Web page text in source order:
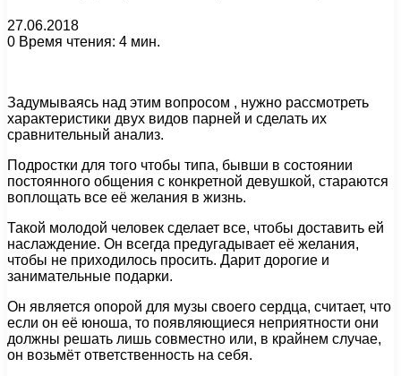
27.06.2018
0 Время чтения: 4 мин.
Задумываясь над этим вопросом , нужно рассмотреть
характеристики двух видов парней и сделать их
сравнительный анализ.
Подростки для того чтобы типа, бывши в состоянии
постоянного общения с конкретной девушкой, стараются
воплощать все её желания в жизнь.
Такой молодой человек сделает все, чтобы доставить ей
наслаждение. Он всегда предугадывает её желания,
чтобы не приходилось просить. Дарит дорогие и
занимательные подарки.
Он является опорой для музы своего сердца, считает, что
если он её юноша, то появляющиеся неприятности они
должны решать лишь совместно или, в крайнем случае,
он возьмёт ответственность на себя.